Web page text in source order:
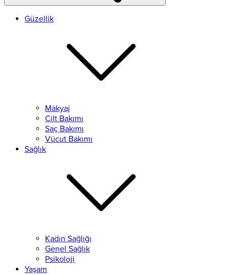
Güzellik
Makyaj
Cilt Bakımı
Saç Bakımı
Vücut Bakımı
Sağlık
Kadın Sağlığı
Genel Sağlık
Psikoloji
Yaşam